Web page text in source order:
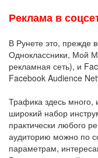
Реклама в
В Рунете это, прежде
Одноклассники, Мой
рекламная сеть), и
Facebook Audience
Трафика здесь
широкий набор
практически любого
аудиторию можно по
параметрам,